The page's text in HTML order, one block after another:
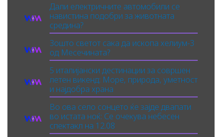
Дали електричните автомобили се
навистина подобри за животната
средина?
Зошто светот сака да ископа хелиум-3
од Месечината?
5 италијански дестинации за совршен
летен викенд: Море, природа, уметност
и најдобра храна
Во ова село сонцето ќе зајде двапати
во истата ноќ: Се очекува небесен
спектакл на 12.08